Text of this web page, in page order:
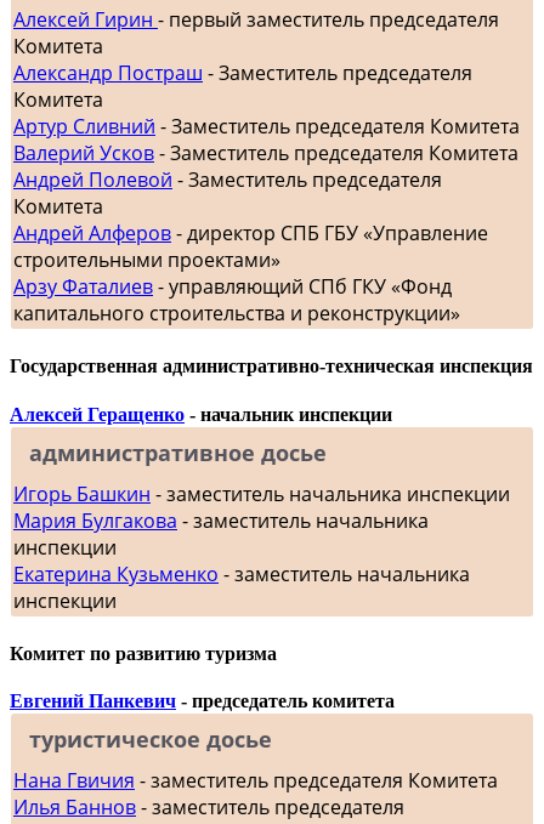
Алексей Гирин - первый заместитель председателя
Комитета
Александр Постраш - Заместитель председателя
Комитета
Артур Сливний - Заместитель председателя Комитета
Валерий Усков- Заместитель председателя Комитета
Андрей Полевой - Заместитель председателя
Комитета
Андрей Алферов- директор СПБ ГБУ «Управление
строительными проектами»
Арзу Фаталиев- управляющий СПб ГКУ «Фонд
капитального строительства и реконструкции»
Государственная административно-техническая инспекция
Алексей Геращенко - начальник инспекции
административное досье
Игорь Башкин - заместитель начальника инспекции
Мария Булгакова - заместитель начальника
инспекции
Екатерина Кузьменко - заместитель начальника
инспекции
Комитет по развитию туризма
Евгений Панкевич - председатель комитета
туристическое досье
Нана Гвичия - заместитель председателя Комитета
Илья Баннов- заместитель председателя